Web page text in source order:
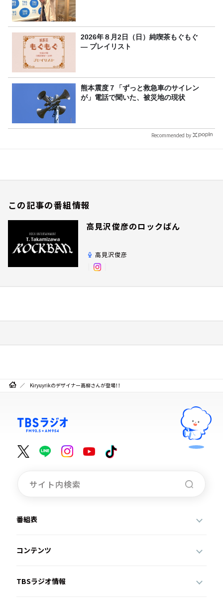
2026年８月2日（日）純喫茶もぐもぐ
― プレイリスト
熊本震度７「ずっと救急車のサイレン
が」電話で聞いた、被災地の現状
Recommended by
この記事の番組情報
高見沢俊彦のロックばん
高見沢俊彦
Kiryuyrikのデザイナー高柳さんが登場！！
番組表
コンテンツ
TBSラジオ情報